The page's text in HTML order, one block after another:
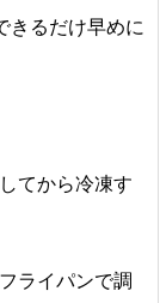
きるだけ早めに
てから冷凍す
ライパンで調